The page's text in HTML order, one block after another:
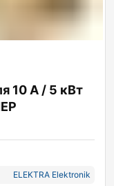
10 А / 5 кВт
ELEKTRA Elektronik